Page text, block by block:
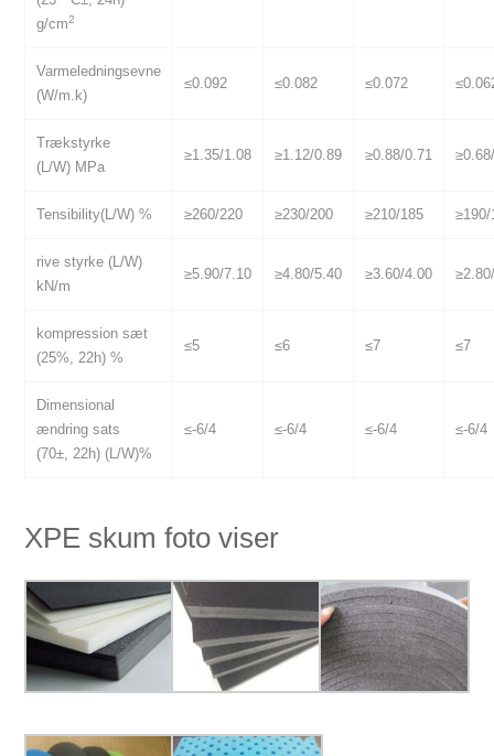
g/cm2
Varmeledningsevne
(W/m.k)
≤0.092 ≤0.082 ≤0.072
Trækstyrke
(L/W) MPa
≥1.35/1.08 ≥1.12/0.89 ≥0.88/0.71
Tensibility(L/W) % ≥260/220 ≥230/200 ≥210/185 ≥190/
rive styrke (L/W)
kN/m
≥5.90/7.10 ≥4.80/5.40 ≥3.60/4.00
kompression sæt
(25%, 22h) %
≤5 ≤6 ≤7 ≤7
Dimensional
ændring sats
(70±, 22h) (L/W)%
≤-6/4 ≤-6/4 ≤-6/4 ≤-6/4
XPE skum foto viser